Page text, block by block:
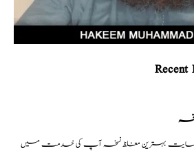
نہایت بہترین مغلظ نسخہ آپ کی خدمت میں